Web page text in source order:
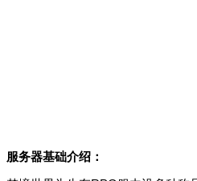
服务器基础介绍：